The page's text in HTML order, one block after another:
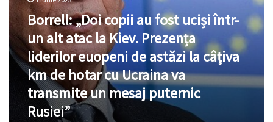
Kiev.
Prezența
liderilor
euopeni
de
astăzi
câțiva
km
Borrell: „Doi copii au fost uciși într-
un alt atac la Kiev. Prezența
liderilor euopeni de astăzi la câțiva
km de hotar cu Ucraina va
transmite un mesaj puternic
Rusiei”